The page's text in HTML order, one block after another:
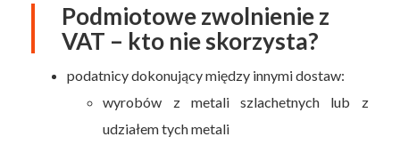
Podmiotowe zwolnienie z
VAT – kto nie skorzysta?
podatnicy dokonujący między innymi dostaw:
wyrobów z metali szlachetnych lub z
udziałem tych metali